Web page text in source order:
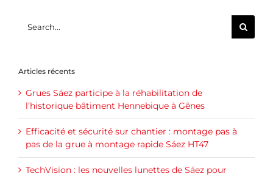
for:
Articles récents
Grues Sáez participe à la réhabilitation de
l’historique bâtiment Hennebique à Gênes
Efficacité et sécurité sur chantier : montage pas à
pas de la grue à montage rapide Sáez HT47
TechVision : les nouvelles lunettes de Sáez pour